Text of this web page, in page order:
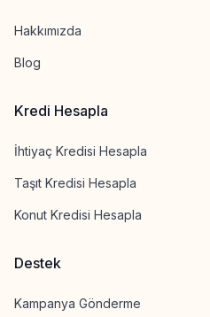
Hakkımızda
Blog
Kredi Hesapla
İhtiyaç Kredisi Hesapla
Taşıt Kredisi Hesapla
Konut Kredisi Hesapla
Destek
Kampanya Gönderme